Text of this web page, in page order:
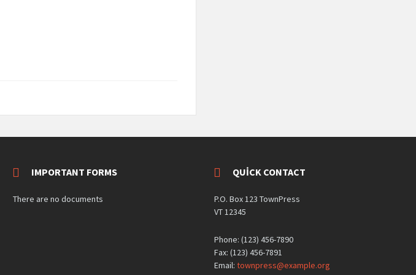
IMPORTANT FORMS
There are no documents
QUICK CONTACT
P.O. Box 123 TownPress
VT 12345
Phone: (123) 456-7890
Fax: (123) 456-7891
Email:townpress@example.org